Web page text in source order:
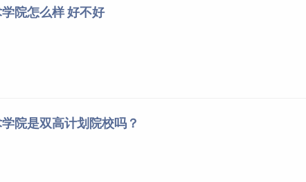
第三批现代学徒制试点单位、省级示范性高等职业院校、山西
院怎么样 好不好
院是双高计划院校吗？